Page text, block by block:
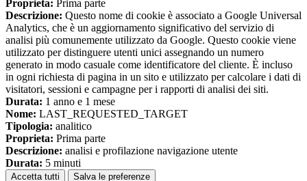
Proprieta: Prima parte
Descrizione: Questo nome di cookie è associato a Google Universal
Analytics, che è un aggiornamento significativo del servizio di
analisi più comunemente utilizzato da Google. Questo cookie viene
utilizzato per distinguere utenti unici assegnando un numero
generato in modo casuale come identificatore del cliente. È incluso
in ogni richiesta di pagina in un sito e utilizzato per calcolare i dati di
visitatori, sessioni e campagne per i rapporti di analisi dei siti.
Durata: 1 anno e 1 mese
Nome: LAST_REQUESTED_TARGET
Tipologia: analitico
Proprieta: Prima parte
Descrizione: analisi e profilazione navigazione utente
Durata: 5 minuti
Accetta tutti Salva le preferenze